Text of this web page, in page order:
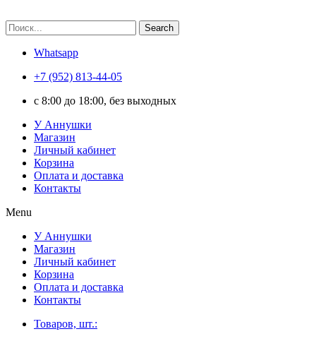
Search
Whatsapp
+7 (952) 813-44-05
c 8:00 до 18:00, без выходных
У Аннушки
Магазин
Личный кабинет
Корзина
Оплата и доставка
Контакты
Menu
У Аннушки
Магазин
Личный кабинет
Корзина
Оплата и доставка
Контакты
Товаров, шт.: